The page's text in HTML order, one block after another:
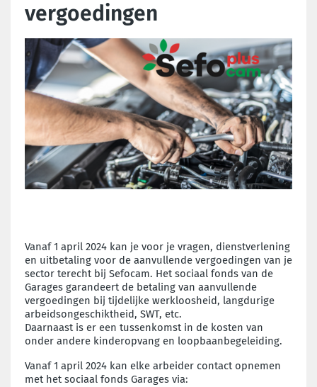
vergoedingen
Vanaf 1 april 2024 kan je voor je vragen, dienstverlening
en uitbetaling voor de aanvullende vergoedingen van je
sector terecht bij Sefocam. Het sociaal fonds van de
Garages garandeert de betaling van aanvullende
vergoedingen bij tijdelijke werkloosheid, langdurige
arbeidsongeschiktheid, SWT, etc.
Daarnaast is er een tussenkomst in de kosten van
onder andere kinderopvang en loopbaanbegeleiding.
Vanaf 1 april 2024 kan elke arbeider contact opnemen
met het sociaal fonds Garages via: